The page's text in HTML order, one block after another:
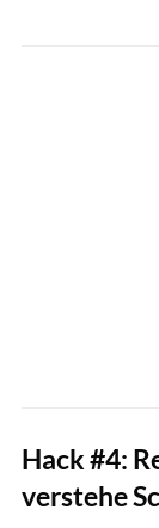
Hack #4:
verstehe